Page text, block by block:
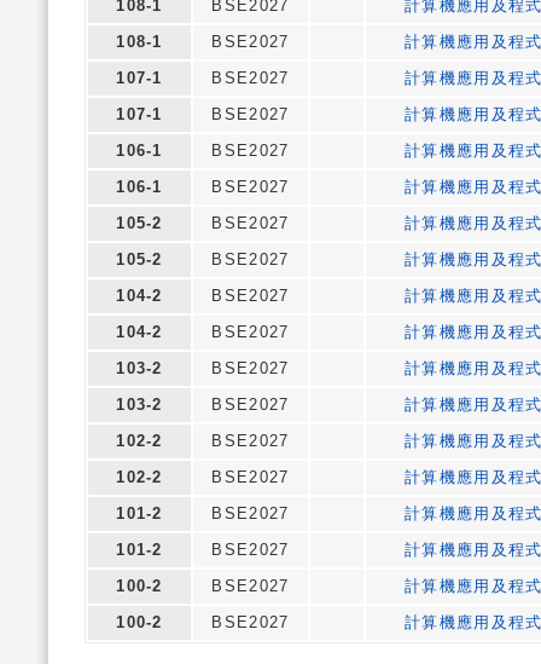
108-1
BSE2027
計算機應用及程
108-1
BSE2027
計算機應用及程
107-1
BSE2027
計算機應用及程
107-1
BSE2027
計算機應用及程
106-1
BSE2027
計算機應用及程
106-1
BSE2027
計算機應用及程
105-2
BSE2027
計算機應用及程
105-2
BSE2027
計算機應用及程
104-2
BSE2027
計算機應用及程
104-2
BSE2027
計算機應用及程
103-2
BSE2027
計算機應用及程
103-2
BSE2027
計算機應用及程
102-2
BSE2027
計算機應用及程
102-2
BSE2027
計算機應用及程
101-2
BSE2027
計算機應用及程
101-2
BSE2027
計算機應用及程
100-2
BSE2027
計算機應用及程
100-2
BSE2027 計算機應用及程